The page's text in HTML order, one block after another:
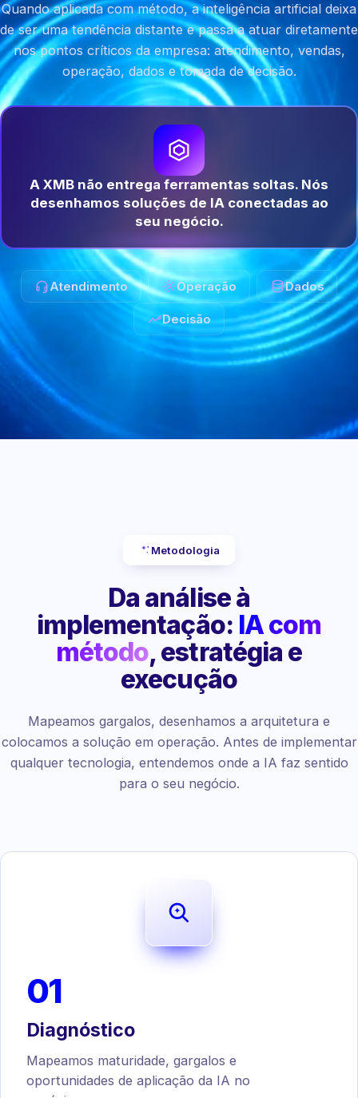
Quando aplicada com método, a inteligência artificial deixa
de ser uma tendência distante e passa a atuar diretamente
nos pontos críticos da empresa: atendimento, vendas,
operação, dados e tomada de decisão.
A XMB não entrega ferramentas soltas. Nós
desenhamos soluções de IA conectadas ao
seu negócio.
Atendimento Operação Dados
Decisão
Metodologia
Da análise à
implementação: IA com
método, estratégia e
execução
Mapeamos gargalos, desenhamos a arquitetura e
colocamos a solução em operação. Antes de implementar
qualquer tecnologia, entendemos onde a IA faz sentido
para o seu negócio.
01
Diagnóstico
Mapeamos maturidade, gargalos e
oportunidades de aplicação da IA no